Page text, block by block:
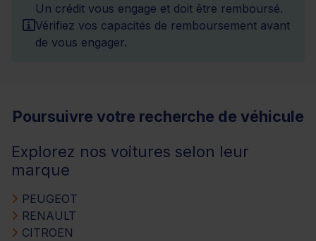
Un crédit vous engage et doit être remboursé.
Vérifiez vos capacités de remboursement avant
de vous engager.
Poursuivre votre recherche de véhicule
Explorez nos voitures selon leur
marque
PEUGEOT
RENAULT
CITROEN